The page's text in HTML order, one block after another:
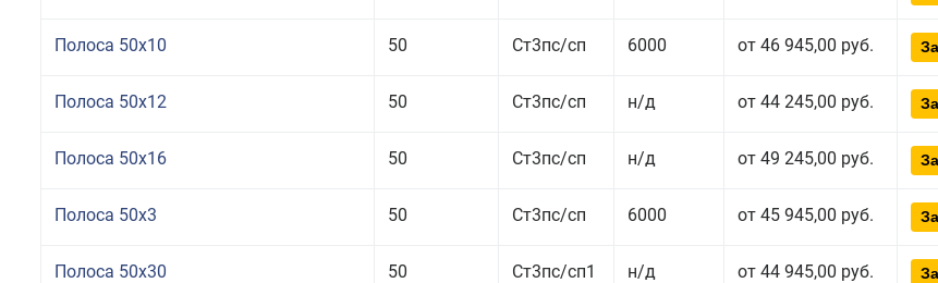
Полоса 50x10 50 Ст3пс/сп 6000 от 46 945,00 руб.
Полоса 50x12 50 Ст3пс/сп н/д от 44 245,00 руб.
Полоса 50x16 50 Ст3пс/сп н/д от 49 245,00 руб.
Полоса 50x3 50 Ст3пс/сп 6000 от 45 945,00 руб.
Полоса 50x30 50 Ст3пс/сп1 н/д от 44 945,00 руб.